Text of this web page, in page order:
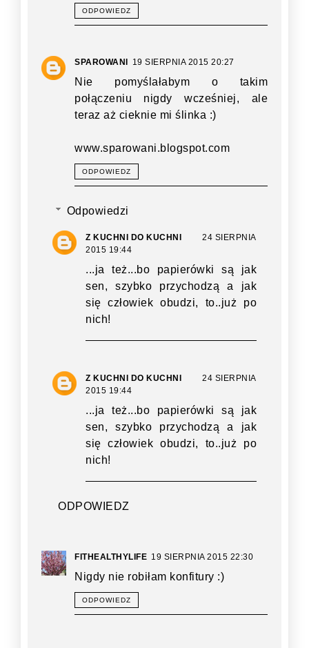
ODPOWIEDZ
SPAROWANI 19 SIERPNIA 2015 20:27
Nie pomyślałabym o takim
połączeniu nigdy wcześniej, ale
teraz aż cieknie mi ślinka :)
www.sparowani.blogspot.com
ODPOWIEDZ
Odpowiedzi
Z KUCHNI DO KUCHNI
24 SIERPNIA
2015 19:44
...ja też...bo papierówki są jak
sen, szybko przychodzą a jak
się człowiek obudzi, to..już po
nich!
Z KUCHNI DO KUCHNI
24 SIERPNIA
2015 19:44
...ja też...bo papierówki są jak
sen, szybko przychodzą a jak
się człowiek obudzi, to..już po
nich!
ODPOWIEDZ
FITHEALTHYLIFE 19 SIERPNIA 2015 22:30
Nigdy nie robiłam konfitury :)
ODPOWIEDZ